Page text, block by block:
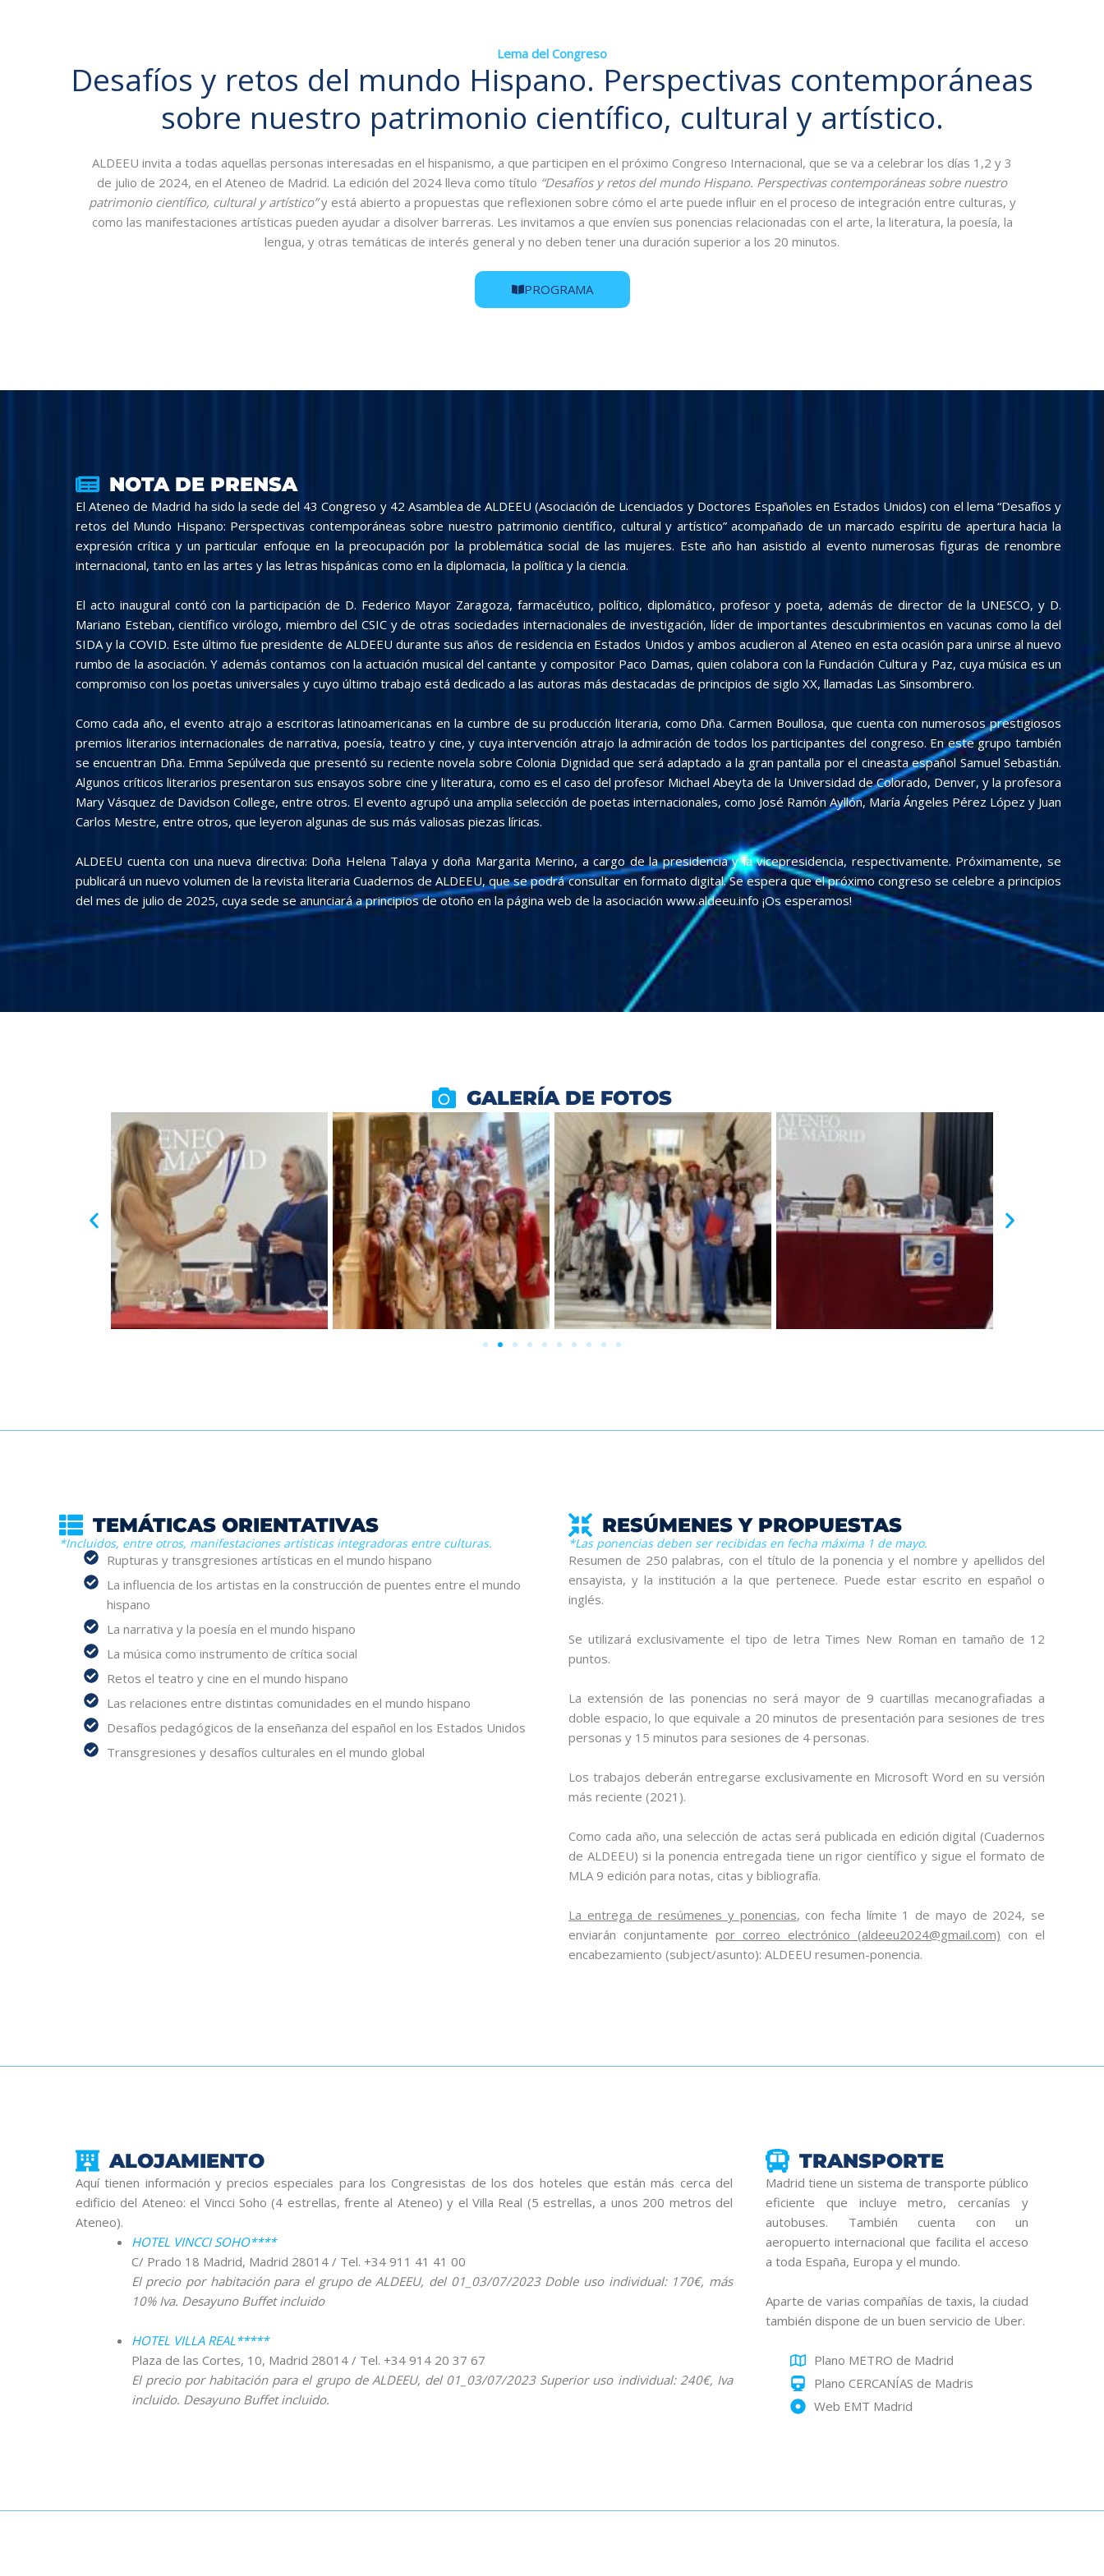
Lema del Congreso
Desafíos y retos del mundo Hispano. Perspectivas contemporáneas
sobre nuestro patrimonio científico, cultural y artístico.
ALDEEU invita a todas aquellas personas interesadas en el hispanismo, a que participen en el próximo Congreso Internacional, que se va a celebrar los días 1,2 y 3
de julio de 2024, en el Ateneo de Madrid. La edición del 2024 lleva como título “Desafíos y retos del mundo Hispano. Perspectivas contemporáneas sobre nuestro
patrimonio científico, cultural y artístico”y está abierto a propuestas que reflexionen sobre cómo el arte puede influir en el proceso de integración entre culturas, y
como las manifestaciones artísticas pueden ayudar a disolver barreras. Les invitamos a que envíen sus ponencias relacionadas con el arte, la literatura, la poesía, la
lengua, y otras temáticas de interés general y no deben tener una duración superior a los 20 minutos.
PROGRAMA
NOTA DE PRENSA
El Ateneo de Madrid ha sido la sede del 43 Congreso y 42 Asamblea de ALDEEU (Asociación de Licenciados y Doctores Españoles en Estados Unidos) con el lema “Desafíos y
retos del Mundo Hispano: Perspectivas contemporáneas sobre nuestro patrimonio científico, cultural y artístico” acompañado de un marcado espíritu de apertura hacia la
expresión crítica y un particular enfoque en la preocupación por la problemática social de las mujeres. Este año han asistido al evento numerosas figuras de renombre
internacional, tanto en las artes y las letras hispánicas como en la diplomacia, la política y la ciencia.
El acto inaugural contó con la participación de D. Federico Mayor Zaragoza, farmacéutico, político, diplomático, profesor y poeta, además de director de la UNESCO, y D.
Mariano Esteban, científico virólogo, miembro del CSIC y de otras sociedades internacionales de investigación, líder de importantes descubrimientos en vacunas como la del
SIDA y la COVID. Este último fue presidente de ALDEEU durante sus años de residencia en Estados Unidos y ambos acudieron al Ateneo en esta ocasión para unirse al nuevo
rumbo de la asociación. Y además contamos con la actuación musical del cantante y compositor Paco Damas, quien colabora con la Fundación Cultura y Paz, cuya música es un
compromiso con los poetas universales y cuyo último trabajo está dedicado a las autoras más destacadas de principios de siglo XX, llamadas Las Sinsombrero.
Como cada año, el evento atrajo a escritoras latinoamericanas en la cumbre de su producción literaria, como Dña. Carmen Boullosa, que cuenta con numerosos prestigiosos
premios literarios internacionales de narrativa, poesía, teatro y cine, y cuya intervención atrajo la admiración de todos los participantes del congreso. En este grupo también
se encuentran Dña. Emma Sepúlveda que presentó su reciente novela sobre Colonia Dignidad que será adaptado a la gran pantalla por el cineasta español Samuel Sebastián.
Algunos críticos literarios presentaron sus ensayos sobre cine y literatura, como es el caso del profesor Michael Abeyta de la Universidad de Colorado, Denver, y la profesora
Mary Vásquez de Davidson College, entre otros. El evento agrupó una amplia selección de poetas internacionales, como José Ramón Ayllón, María Ángeles Pérez López y Juan
Carlos Mestre, entre otros, que leyeron algunas de sus más valiosas piezas líricas.
ALDEEU cuenta con una nueva directiva: Doña Helena Talaya y doña Margarita Merino, a cargo de la presidencia y la vicepresidencia, respectivamente. Próximamente, se
publicará un nuevo volumen de la revista literaria Cuadernos de ALDEEU, que se podrá consultar en formato digital. Se espera que el próximo congreso se celebre a principios
del mes de julio de 2025, cuya sede se anunciará a principios de otoño en la página web de la asociación www.aldeeu.info ¡Os esperamos!
GALERÍA DE FOTOS
TEMÁTICAS ORIENTATIVAS
*Incluidos, entre otros, manifestaciones artísticas integradoras entre culturas.
Rupturas y transgresiones artísticas en el mundo hispano
La influencia de los artistas en la construcción de puentes entre el mundo
hispano
La narrativa y la poesía en el mundo hispano
La música como instrumento de crítica social
Retos el teatro y cine en el mundo hispano
Las relaciones entre distintas comunidades en el mundo hispano
Desafíos pedagógicos de la enseñanza del español en los Estados Unidos
Transgresiones y desafíos culturales en el mundo global
RESÚMENES Y PROPUESTAS
*Las ponencias deben ser recibidas en fecha máxima 1 de mayo.
Resumen de 250 palabras, con el título de la ponencia y el nombre y apellidos del
ensayista, y la institución a la que pertenece. Puede estar escrito en español o
inglés.
Se utilizará exclusivamente el tipo de letra Times New Roman en tamaño de 12
puntos.
La extensión de las ponencias no será mayor de 9 cuartillas mecanografiadas a
doble espacio, lo que equivale a 20 minutos de presentación para sesiones de tres
personas y 15 minutos para sesiones de 4 personas.
Los trabajos deberán entregarse exclusivamente en Microsoft Word en su versión
más reciente (2021).
Como cada año, una selección de actas será publicada en edición digital (Cuadernos
de ALDEEU) si la ponencia entregada tiene un rigor científico y sigue el formato de
MLA 9 edición para notas, citas y bibliografía.
La entrega de resúmenes y ponencias, con fecha límite 1 de mayo de 2024, se
enviarán conjuntamente por correo electrónico (aldeeu2024@gmail.com) con el
encabezamiento (subject/asunto): ALDEEU resumen-ponencia.
ALOJAMIENTO
Aquí tienen información y precios especiales para los Congresistas de los dos hoteles que están más cerca del
edificio del Ateneo: el Vincci Soho (4 estrellas, frente al Ateneo) y el Villa Real (5 estrellas, a unos 200 metros del
Ateneo).
HOTEL VINCCI SOHO****
C/ Prado 18 Madrid, Madrid 28014 / Tel. +34 911 41 41 00
El precio por habitación para el grupo de ALDEEU, del 01_03/07/2023 Doble uso individual: 170€, más
10% Iva. Desayuno Buffet incluido
HOTEL VILLA REAL*****
Plaza de las Cortes, 10, Madrid 28014 / Tel. +34 914 20 37 67
El precio por habitación para el grupo de ALDEEU, del 01_03/07/2023 Superior uso individual: 240€, Iva
incluido. Desayuno Buffet incluido.
TRANSPORTE
Madrid tiene un sistema de transporte público
eficiente que incluye metro, cercanías y
autobuses. También cuenta con un
aeropuerto internacional que facilita el acceso
a toda España, Europa y el mundo.
Aparte de varias compañías de taxis, la ciudad
también dispone de un buen servicio de Uber.
Plano METRO de Madrid
Plano CERCANÍAS de Madris
Web EMT Madrid